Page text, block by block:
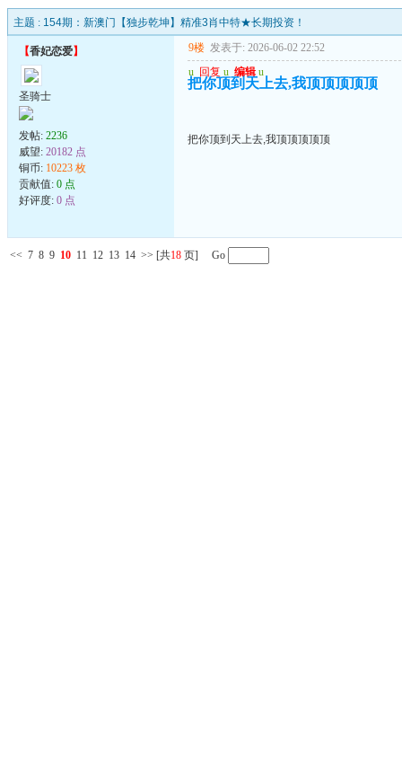
主题 : 154期：新澳门【独步乾坤】精准3肖中特★长期投资！
【香妃恋爱】
圣骑士
发帖: 2236
威望: 20182 点
铜币: 10223 枚
贡献值: 0 点
好评度: 0 点
9楼 发表于: 2026-06-02 22:52
u 回复 u 编辑 u
把你顶到天上去,我顶顶顶顶顶
把你顶到天上去,我顶顶顶顶顶
<< 7 8 9 10 11 12 13 14 >> [共18 页] Go